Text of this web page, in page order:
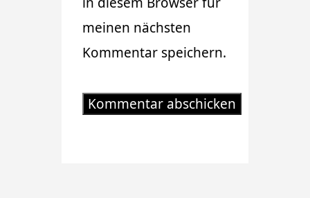
meinen nächsten
Kommentar speichern.